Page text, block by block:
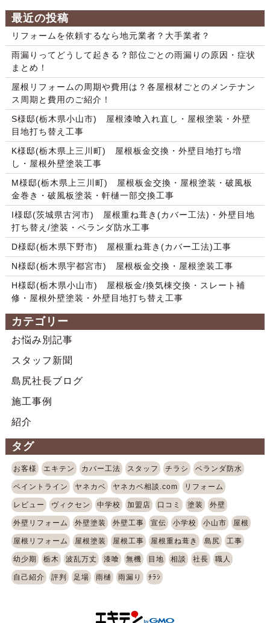
最近の投稿
リフォームを依頼するなら地元業者？大手業者？
雨漏りってどうして起きる？部位ごとの雨漏りの原因・症状
まとめ！
屋根リフォームの周期や費用は？各屋根材ごとのメンテナン
ス周期と費用のご紹介！
S様邸(栃木県小山市) 屋根漆喰入れ直し・屋根塗装・外壁
目地打ち替え工事
K様邸(栃木県上三川町) 屋根板金交換・外壁目地打ち増
し・屋根外壁塗装工事
M様邸(栃木県上三川町) 屋根板金交換・屋根塗装・破風板
金巻き・破風板塗装・軒樋一部交換工事
I様邸(茨城県古河市) 屋根重ね葺き(カバー工法)・外壁目地
打ち替え/塗装・ベランダ防水工事
D様邸(栃木県下野市) 屋根重ね葺き(カバー工法)工事
N様邸(栃木県宇都宮市) 屋根板金交換・屋根塗装工事
H様邸(栃木県小山市) 屋根板金/換気棟交換・スレート補
修・屋根外壁塗装・外壁目地打ち替え工事
カテゴリー
お悩み別記事
スタッフ新聞
島尻社長ブログ
施工事例
紹介
タグ
お客様 エキテン カバー工法 スタッフ チラシ ベランダ防水
ペイントライン ヤネカベ ヤネカベ相談.com リフォーム
レビュー ヴィクセン 中学校 加盟店 口コミ 塗装 外壁
外壁リフォーム 外壁塗装 外壁工事 宣伝 小学校 小山市 屋根
屋根リフォーム 屋根塗装 屋根工事 屋根重ね葺き 島尻 工事
幼少期 栃木 波乱万丈 漆喰 無機 目地 相談 社長 職人
自己紹介 評判 足場 雨樋 雨漏り ﾁﾗｼ